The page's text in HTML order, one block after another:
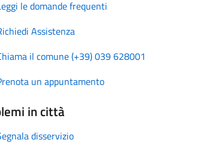
le domande frequenti
Assistenza
il comune (+39) 039 628001
un appuntamento
in città
disservizio